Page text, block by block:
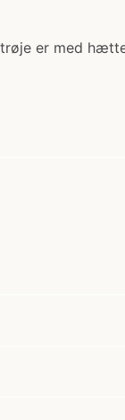
er med